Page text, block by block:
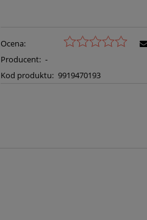
Ocena:
Producent: -
Kod produktu: 9919470193